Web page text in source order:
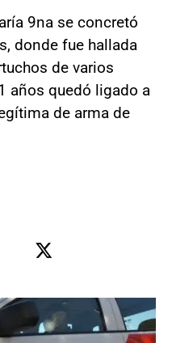
9na se concretó
donde fue hallada
de varios
años quedó ligado a
de arma de